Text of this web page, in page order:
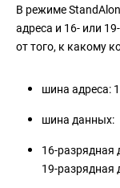
В режиме
адреса и 16- или
от того, к какому
шина адреса:
шина данных:
16-разрядная
19-